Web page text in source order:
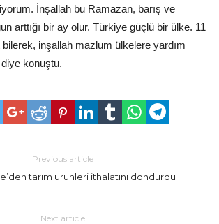
İnşallah bu Ramazan, barış ve
arttığı bir ay olur. Türkiye güçlü bir ülke. 11
bilerek, inşallah mazlum ülkelere yardım
konuştu.
Previous article
tarım ürünleri ithalatını dondurdu
Next article